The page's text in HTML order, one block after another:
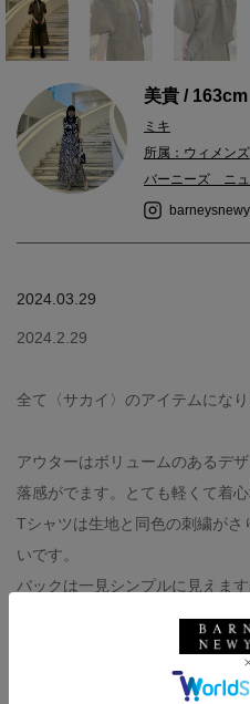
美貴 / 163cm
ミキ
所属：ウィメンズ
バーニーズ ニ
2024.03.29
2024.2.29
全て〈サカイ〉のアイテムになり
アウターはボリュームのあるデ
落感がでます。とても軽くて着心
Tシャツは生地と同色の刺繍が
いです。
バックは一見シンプルに見えま
があり持っていて気分が上がり
outer : サカイ（着用サイズ 1）